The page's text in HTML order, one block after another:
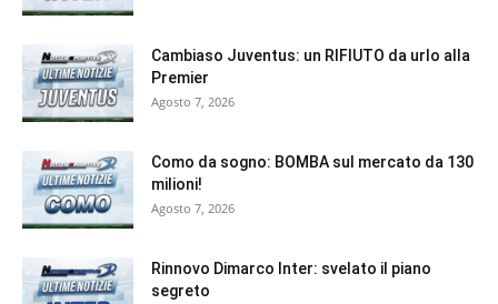
Cambiaso Juventus: un RIFIUTO da urlo alla
Premier
Agosto 7, 2026
Como da sogno: BOMBA sul mercato da 130
milioni!
Agosto 7, 2026
Rinnovo Dimarco Inter: svelato il piano
segreto